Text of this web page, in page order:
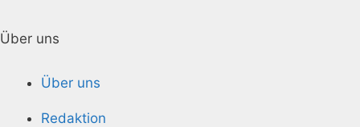
Über uns
Über uns
Redaktion